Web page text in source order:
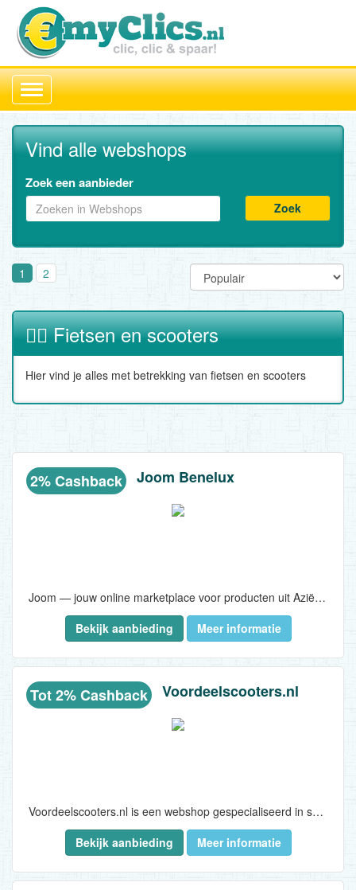
Toggle
navigation
Vind alle webshops
Zoek een aanbieder
Zoek
1 2
🚴‍♂️ Fietsen en scooters
Hier vind je alles met betrekking van fietsen en scooters
2% Cashback Joom Benelux
Joom — jouw online marketplace voor producten uit Azië en Europa. Alles wat je zoekt en nog veel meer tegen de beste prijzen!..
Bekijk aanbieding
Meer informatie
Tot 2% Cashback Voordeelscooters.nl
Voordeelscooters.nl is een webshop gespecialiseerd in scooters, klimaatbewuste elektrische scooters, scootmobielen en bijbehorende onderdelen en accessoires. Denk hierbij aan sierdelen, koffers, zadels, zadelhoezen, helmen, sloten en windschermen. Ook omvat het assortiment Het zeer brede aanbod maakt van Voordeelscooters.nl hét adres voor scooterrijders...
Bekijk aanbieding
Meer informatie